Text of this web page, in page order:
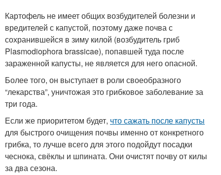
Картофель не имеет общих возбудителей болезни и
вредителей с капустой, поэтому даже почва с
сохранившейся в зиму килой (возбудитель гриб
Plasmodiophora brassicae), попавшей туда после
зараженной капусты, не является для него опасной.
Более того, он выступает в роли своеобразного
“лекарства”, уничтожая это грибковое заболевание за
три года.
Если же приоритетом будет, что сажать после капусты
для быстрого очищения почвы именно от конкретного
грибка, то лучше всего для этого подойдут посадки
чеснока, свёклы и шпината. Они очистят почву от килы
за два сезона.